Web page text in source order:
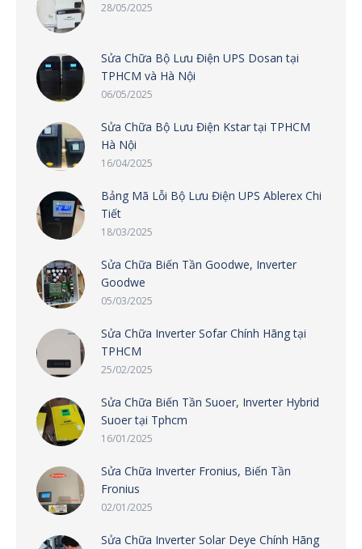
28/05/2025
Sửa Chữa Bộ Lưu Điện UPS Dosan tại
TPHCM và Hà Nội
06/05/2025
Sửa Chữa Bộ Lưu Điện Kstar tại TPHCM
Hà Nội
16/04/2025
Bảng Mã Lỗi Bộ Lưu Điện UPS Ablerex Chi
Tiết
18/03/2025
Sửa Chữa Biến Tần Goodwe, Inverter
Goodwe
05/03/2025
Sửa Chữa Inverter Sofar Chính Hãng tại
TPHCM
25/02/2025
Sửa Chữa Biến Tần Suoer, Inverter Hybrid
Suoer tại Tphcm
16/01/2025
Sửa Chữa Inverter Fronius, Biến Tần
Fronius
02/01/2025
Sửa Chữa Inverter Solar Deye Chính Hãng